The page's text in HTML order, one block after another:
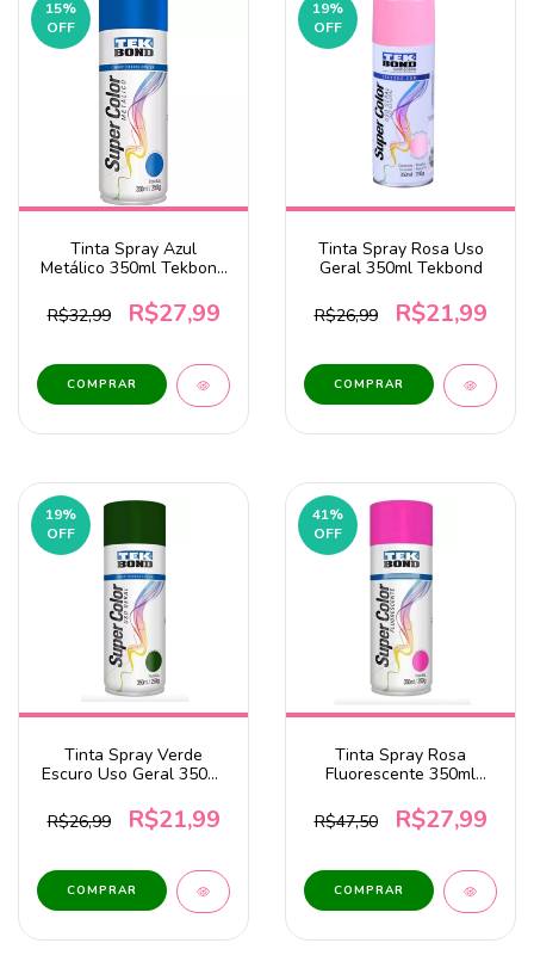
15%
OFF
Tinta Spray Azul
Metálico 350ml Tekbond
R$32,99
R$27,99
19%
OFF
Tinta Spray Rosa Uso
Geral 350ml Tekbond
R$26,99 R$21,99
19%
OFF
Tinta Spray Verde
Escuro Uso Geral 350ml
R$26,99
R$21,99
41%
OFF
Tinta Spray Rosa
Fluorescente 350ml
R$47,50
R$27,99